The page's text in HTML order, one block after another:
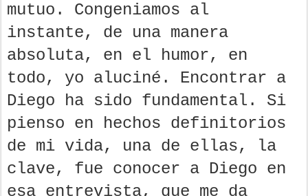
mutuo. Congeniamos al
instante, de una manera
absoluta, en el humor, en
todo, yo aluciné. Encontrar a
Diego ha sido fundamental. Si
pienso en hechos definitorios
de mi vida, una de ellas, la
clave, fue conocer a Diego en
esa entrevista, que me da